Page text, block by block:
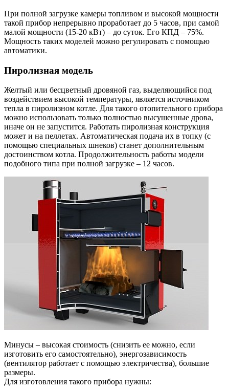
При полной загрузке камеры топливом и высокой мощности
такой прибор непрерывно проработает до 5 часов, при самой
малой мощности (15-20 кВт) – до суток. Его КПД – 75%.
Мощность таких моделей можно регулировать с помощью
автоматики.
Пиролизная модель
Желтый или бесцветный дровяной газ, выделяющийся под
воздействием высокой температуры, является источником
тепла в пиролизном котле. Для такого отопительного прибора
можно использовать только полностью высушенные дрова,
иначе он не запустится. Работать пиролизная конструкция
может и на пеллетах. Автоматическая подача их в топку (с
помощью специальных шнеков) станет дополнительным
достоинством котла. Продолжительность работы модели
подобного типа при полной загрузке – 12 часов.
Минусы – высокая стоимость (снизить ее можно, если
изготовить его самостоятельно), энергозависимость
(вентилятор работает с помощью электричества), большие
размеры.
Для изготовления такого прибора нужны: